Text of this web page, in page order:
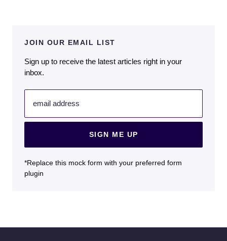
JOIN OUR EMAIL LIST
Sign up to receive the latest articles right in your
inbox.
email address
SIGN ME UP
*Replace this mock form with your preferred form
plugin